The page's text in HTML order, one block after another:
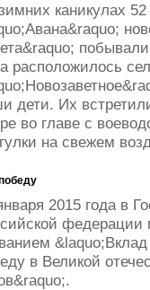
каникулах 52
расположилось
дети. Их
во главе с
на свежем
2015 года в
федерации
в Великой